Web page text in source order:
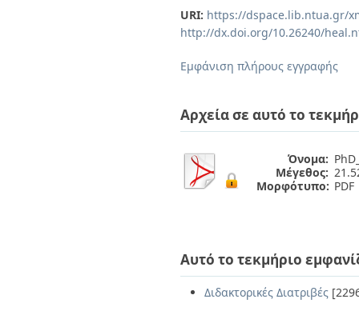
URI: https://dspace.lib.ntua.gr/
http://dx.doi.org/10.26240/
Εμφάνιση πλήρους εγγραφής
Αρχεία σε αυτό το
Όνομα:
Μέγεθος:
Μορφότυπο: PDF
Αυτό το τεκμήριο
Διδακτορικές Διατριβές